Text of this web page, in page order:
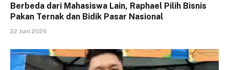
Berbeda dari Mahasiswa Lain, Raphael Pilih Bisnis
Pakan Ternak dan Bidik Pasar Nasional
22 Juni 2026